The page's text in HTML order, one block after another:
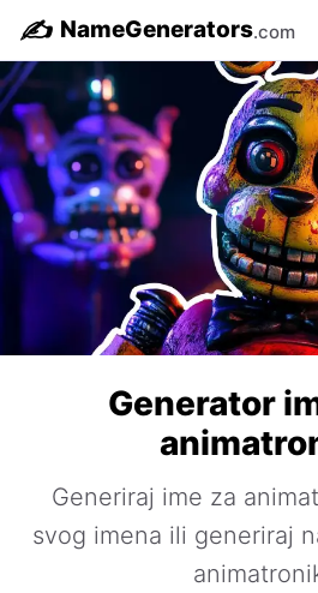
✍️ NameGenerators.com
Generator
Generiraj ime za
svog imena ili generiraj